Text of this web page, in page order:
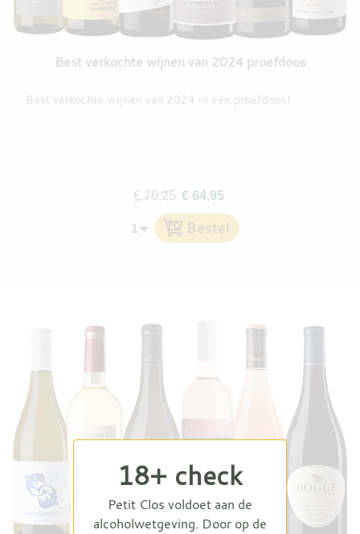
Best verkochte wijnen van 2024 proefdoos
Best verkochte wijnen van 2024 in één proefdoos!
€ 70,25 € 64,95
18+ check
Petit Clos voldoet aan de
alcoholwetgeving. Door op de